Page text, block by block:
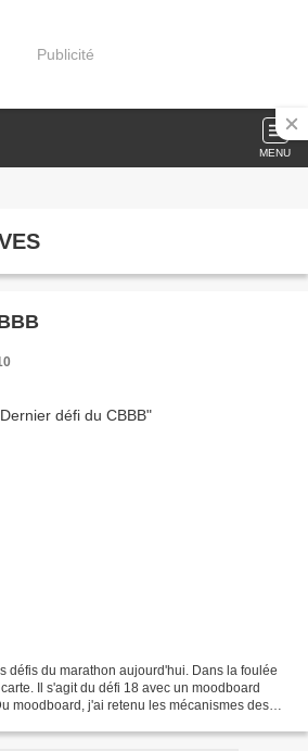
Publicité
MENU
défis du marathon aujourd'hui. Dans la foulée
Il s'agit du défi 18 avec un moodboard
moodboard, j'ai retenu les mécanismes des